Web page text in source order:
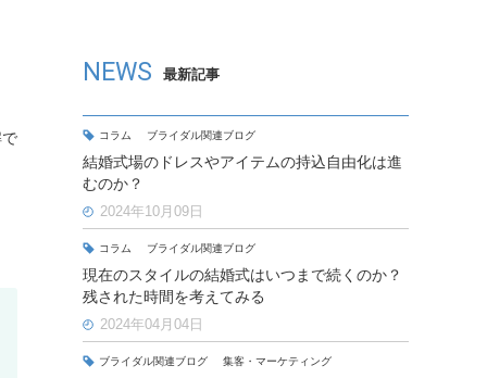
NEWS 最新記事
コラム ブライダル関連ブログ
結婚式場のドレスやアイテムの持込自由化は進
むのか？
2024年10月09日
コラム ブライダル関連ブログ
現在のスタイルの結婚式はいつまで続くのか？
残された時間を考えてみる
2024年04月04日
ブライダル関連ブログ 集客・マーケティング